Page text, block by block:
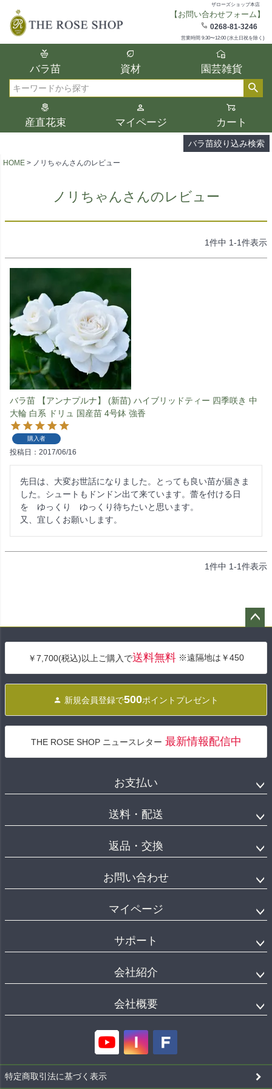
ザローズショップ本店
【お問い合わせフォーム】
0268-81-3246
営業時間 9:30〜12:00 (水土日祝を除く)
バラ苗 資材 園芸雑貨
産直花束 マイページ カート
バラ苗絞り込み検索
在庫
在庫ありのみ表示
検索
複数の条件を選択して絞り込み検索が可能
選択した項目全てに該当する品種のみ検索
結果に表示されます。
タイプ、カラー、ブランドなどは1つずつ選
択してください。
HOME ノリちゃんさんのレビュー
ノリちゃんさんのレビュー
1件中 1-1件表示
バラ苗 【アンナプルナ】 (新苗) ハイブリッドティー 四季咲き 中
大輪 白系 ドリュ 国産苗 4号鉢 強香
購入者
投稿日 2017/06/16
先日は、大変お世話になりました。とっても良い苗が届きま
した。シュートもドンドン出て来ています。蕾を付ける日
を　ゆっくり　ゆっくり待ちたいと思います。
又、宜しくお願いします。
1件中 1-1件表示
へ
￥7,700(税込)以上ご購入で送料無料 ※遠隔地は￥450
新規会員登録で500ポイントプレゼント
THE ROSE SHOP ニュースレター 最新情報配信中
お支払い
送料・配送
返品・交換
お問い合わせ
マイページ
サポート
会社紹介
会社概要
特定商取引法に基づく表示